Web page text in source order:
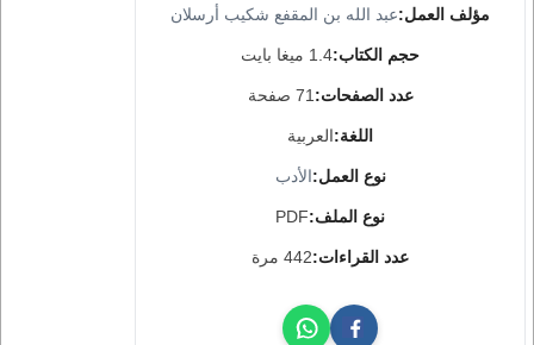
مؤلف العمل:عبد الله بن المقفع شكيب أرسلان
حجم الكتاب:1.4 ميغا بايت
عدد الصفحات: 71 صفحة
اللغة:العربية
نوع العمل:الأدب
نوع الملف:PDF
عدد القراءات:442 مرة